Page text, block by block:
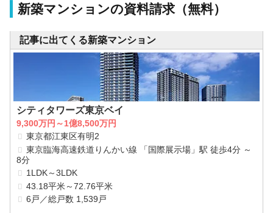
新築マンションの資料請求（無料）
記事に出てくる新築マンション
シティタワーズ東京ベイ
9,300万円～1億8,500万円
東京都江東区有明2
東京臨海高速鉄道りんかい線 「国際展示場」駅 徒歩4分 ～
8分
1LDK～3LDK
43.18平米～72.76平米
6戸／総戸数 1,539戸